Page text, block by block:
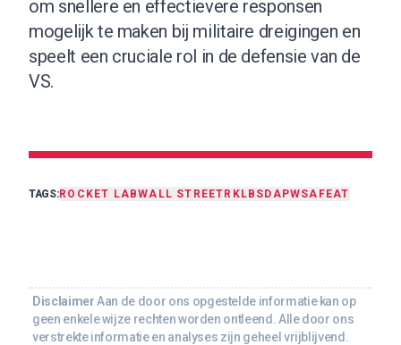
om snellere en effectievere responsen
mogelijk te maken bij militaire dreigingen en
speelt een cruciale rol in de defensie van de
VS.
TAGS:ROCKET LABWALL STREET RKLB SDA PWSA FEAT
DisclaimerAan de door ons opgestelde informatie kan op
geen enkele wijze rechten worden ontleend. Alle door ons
verstrekte informatie en analyses zijn geheel vrijblijvend.